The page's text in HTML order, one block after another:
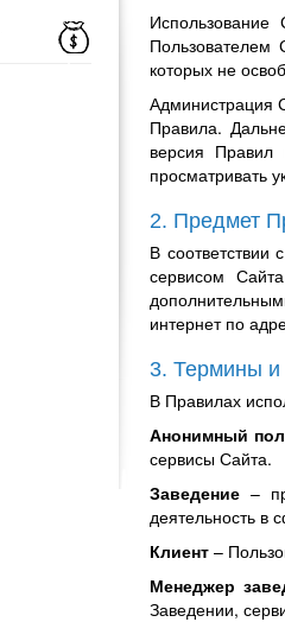
Пользователем
которых не
Администрация
Правила.
версия Правил
просматривать
2. Предмет
В соответствии
сервисом
интернет по
3. Термины и
В Правилах
Анонимный
сервисы Сайта.
Заведение –
деятельность в
Клиент –
Менеджер
Заведении,